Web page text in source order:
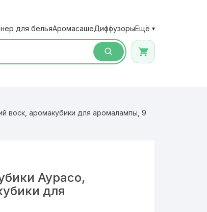
для бельяАромасашеДиффузорыЕщё ▾
воск, аромакубики для аромалампы, 9
Аурасо,
для